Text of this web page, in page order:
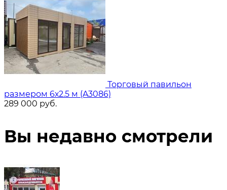
Торговый павильон
размером 6х2.5 м (A3086)
289 000 руб.
Вы недавно смотрели